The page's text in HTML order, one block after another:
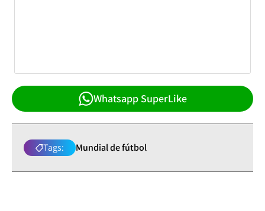
Whatsapp SuperLike
Tags: Mundial de fútbol